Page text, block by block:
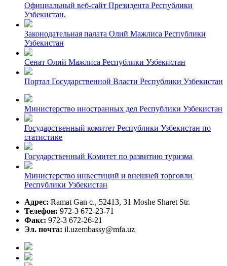
Официальный веб-сайт Президента Республики
Узбекистан.
Законодательная палата Олий Мажлиса Республики
Узбекистан
Сенат Олий Мажлиса Республики Узбекистан
Портал Государственной Власти Республики Узбекистан
Министерство иностранных дел Республики Узбекистан
Государственный комитет Республики Узбекистан по
статистике
Государственный Комитет по развитию туризма
Министерство инвестиций и внешней торговли
Республики Узбекистан
Адрес: Ramat Gan c., 52413, 31 Moshe Sharet Str.
Телефон: 972-3 672-23-71
Факс: 972-3 672-26-21
Эл. почта: il.uzembassy@mfa.uz